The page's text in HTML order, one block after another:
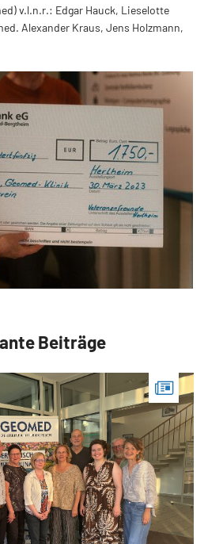
v.l.n.r.: Edgar Hauck, Lieselotte
Alexander Kraus, Jens Holzmann,
Beiträge